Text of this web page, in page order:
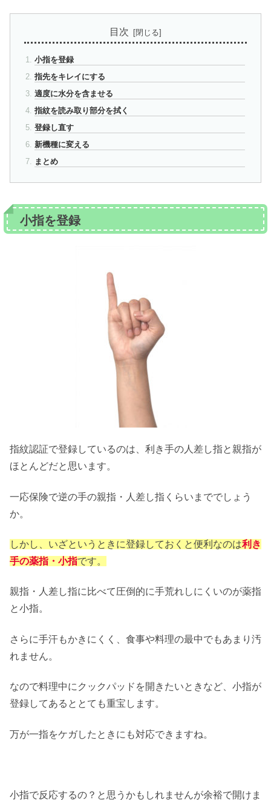
目次
小指を登録
指先をキレイにする
適度に水分を含ませる
指紋を読み取り部分を拭く
登録し直す
新機種に変える
まとめ
小指を登録
指紋認証で登録しているのは、利き手の人差し指と親指が
ほとんどだと思います。
一応保険で逆の手の親指・人差し指くらいまででしょう
か。
しかし、いざというときに登録しておくと便利なのは利き
手の薬指・小指です。
親指・人差し指に比べて圧倒的に手荒れしにくいのが薬指
と小指。
さらに手汗もかきにくく、食事や料理の最中でもあまり汚
れません。
なので料理中にクックパッドを開きたいときなど、小指が
登録してあるととても重宝します。
万が一指をケガしたときにも対応できますね。
小指で反応するの？と思うかもしれませんが余裕で開けま